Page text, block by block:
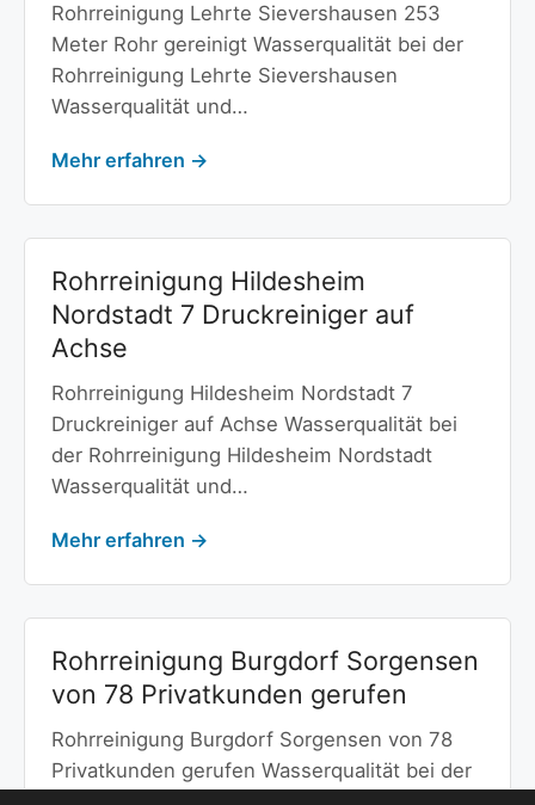
Rohrreinigung Lehrte Sievershausen 253
Meter Rohr gereinigt Wasserqualität bei der
Rohrreinigung Lehrte Sievershausen
Wasserqualität und…
Mehr erfahren →
Rohrreinigung Hildesheim
Nordstadt 7 Druckreiniger auf
Achse
Rohrreinigung Hildesheim Nordstadt 7
Druckreiniger auf Achse Wasserqualität bei
der Rohrreinigung Hildesheim Nordstadt
Wasserqualität und…
Mehr erfahren →
Rohrreinigung Burgdorf Sorgensen
von 78 Privatkunden gerufen
Rohrreinigung Burgdorf Sorgensen von 78
Privatkunden gerufen Wasserqualität bei der